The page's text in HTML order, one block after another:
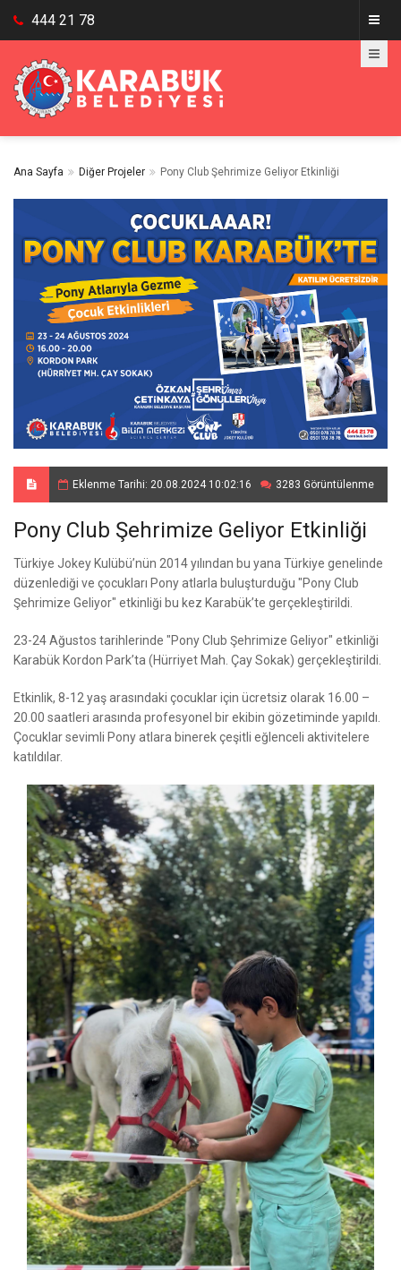
444 21 78
Ana Sayfa Diğer Projeler Pony Club Şehrimize Geliyor Etkinliği
Eklenme Tarihi: 20.08.2024 10:02:16 3283 Görüntülenme
Pony Club Şehrimize Geliyor Etkinliği
Türkiye Jokey Kulübü’nün 2014 yılından bu yana Türkiye genelinde
düzenlediği ve çocukları Pony atlarla buluşturduğu "Pony Club
Şehrimize Geliyor" etkinliği bu kez Karabük’te gerçekleştirildi.
23-24 Ağustos tarihlerinde "Pony Club Şehrimize Geliyor" etkinliği
Karabük Kordon Park’ta (Hürriyet Mah. Çay Sokak) gerçekleştirildi.
Etkinlik, 8-12 yaş arasındaki çocuklar için ücretsiz olarak 16.00 –
20.00 saatleri arasında profesyonel bir ekibin gözetiminde yapıldı.
Çocuklar sevimli Pony atlara binerek çeşitli eğlenceli aktivitelere
katıldılar.